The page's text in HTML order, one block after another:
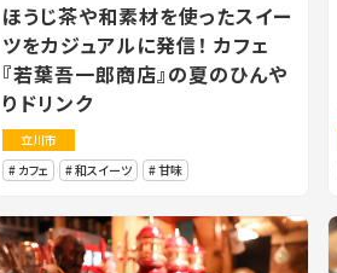
ほうじ茶や和素材を使ったスイー
ツをカジュアルに発信！ カフェ
『若葉吾一郎商店』の夏のひんや
りドリンク
立川市
カフェ
和スイーツ 甘味